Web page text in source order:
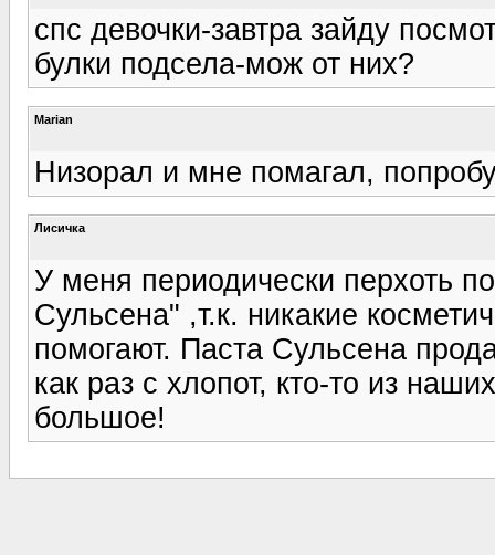
спс девочки-завтра зайду
булки подсела-мож от них?
Marian
Низорал и мне помагал,
Лисичка
У меня периодически перхоть
Сульсена" ,т.к. никакие
помогают. Паста Сульсена
как раз с хлопот, кто-то из
большое!